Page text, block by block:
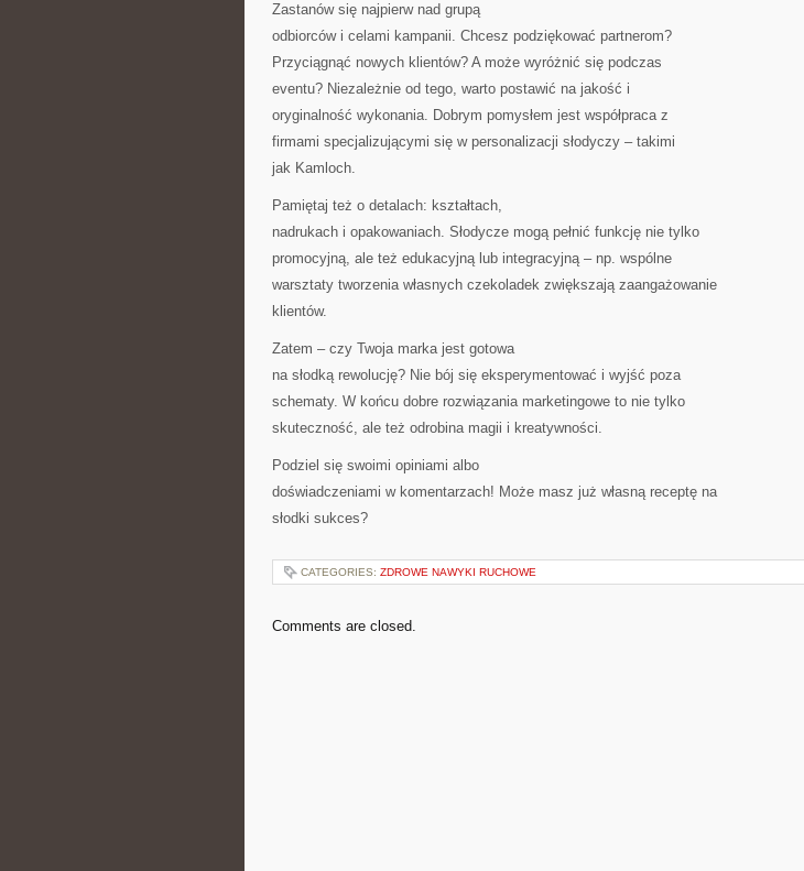
Zastanów się najpierw nad grupą
odbiorców i celami kampanii. Chcesz podziękować partnerom?
Przyciągnąć nowych klientów? A może wyróżnić się podczas
eventu? Niezależnie od tego, warto postawić na jakość i
oryginalność wykonania. Dobrym pomysłem jest współpraca z
firmami specjalizującymi się w personalizacji słodyczy – takimi
jak Kamloch.
Pamiętaj też o detalach: kształtach,
nadrukach i opakowaniach. Słodycze mogą pełnić funkcję nie tylko
promocyjną, ale też edukacyjną lub integracyjną – np. wspólne
warsztaty tworzenia własnych czekoladek zwiększają zaangażowanie
klientów.
Zatem – czy Twoja marka jest gotowa
na słodką rewolucję? Nie bój się eksperymentować i wyjść poza
schematy. W końcu dobre rozwiązania marketingowe to nie tylko
skuteczność, ale też odrobina magii i kreatywności.
Podziel się swoimi opiniami albo
doświadczeniami w komentarzach! Może masz już własną receptę na
słodki sukces?
CATEGORIES: ZDROWE NAWYKI RUCHOWE
Comments are closed.